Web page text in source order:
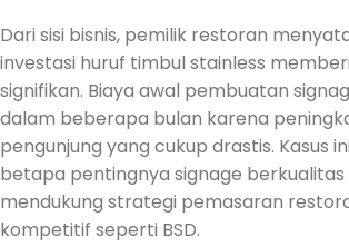
Dari sisi bisnis, pemilik restoran
investasi huruf timbul stainless
signifikan. Biaya awal pembuatan
dalam beberapa bulan karena
pengunjung yang cukup drastis. Kasus
betapa pentingnya signage berkualitas
mendukung strategi pemasaran
kompetitif seperti BSD.